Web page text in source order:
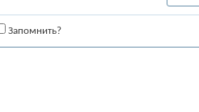
Запомнить?